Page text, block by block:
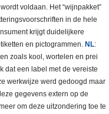
voldaan. Het “wijnpakket”
in de hele
krijgt duidelijkere
en pictogrammen. NL:
zoals kool, wortelen en prei
dat een label met de vereiste
werkwijze werd gedoogd maar
gegevens extern op de
om deze uitzondering toe te